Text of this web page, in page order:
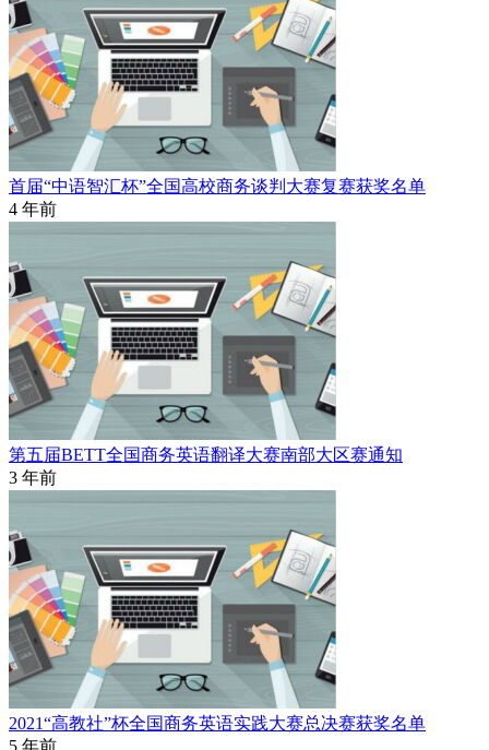
首届“中语智汇杯”全国高校商务谈判大赛复赛获奖名单
4 年前
第五届BETT全国商务英语翻译大赛南部大区赛通知
3 年前
2021“高教社”杯全国商务英语实践大赛总决赛获奖名单